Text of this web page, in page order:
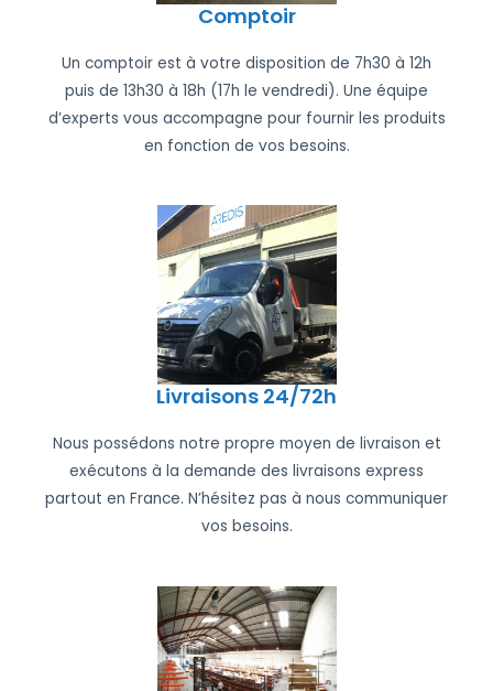
Comptoir
Un comptoir est à votre disposition de 7h30 à 12h
puis de 13h30 à 18h (17h le vendredi). Une équipe
d’experts vous accompagne pour fournir les produits
en fonction de vos besoins.
Livraisons 24/72h
Nous possédons notre propre moyen de livraison et
exécutons à la demande des livraisons express
partout en France. N’hésitez pas à nous communiquer
vos besoins.